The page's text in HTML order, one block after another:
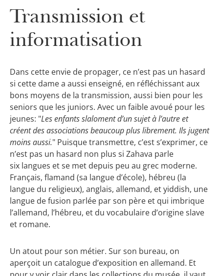
Transmission et
informatisation
Dans cette envie de propager, ce n’est pas un hasard
si cette dame a aussi enseigné, en réfléchissant aux
bons moyens de la transmission, aussi bien pour les
seniors que les juniors. Avec un faible avoué pour les
jeunes: "Les enfants slaloment d’un sujet à l’autre et
créent des associations beaucoup plus librement. Ils jugent
moins aussi." Puisque transmettre, c’est s’exprimer, ce
n’est pas un hasard non plus si Zahava parle
six langues et se met depuis peu au grec moderne.
Français, flamand (sa langue d’école), hébreu (la
langue du religieux), anglais, allemand, et yiddish, une
langue de fusion parlée par son père et qui imbrique
l’allemand, l’hébreu, et du vocabulaire d’origine slave
et romane.
Un atout pour son métier. Sur son bureau, on
aperçoit un catalogue d’exposition en allemand. Et